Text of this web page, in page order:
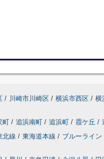
/ 川崎市川崎区 / 横浜市西区 / 横
町 / 追浜南町 / 追浜町 / 霞ケ丘 /
北線 / 東海道本線 / ブルーライン